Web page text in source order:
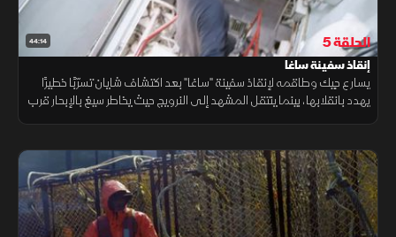
44:14 الحلقة 5
إنقاذ سفينة ساغا
يسارع جيك وطاقمه لإنقاذ سفينة "ساغا" بعد اكتشاف شايان تسرّبًا خطيرًا
يهدد بانقلابها، بينما ينتقل المشهد إلى النرويج حيث يخاطر سيغ بالإبحار قرب